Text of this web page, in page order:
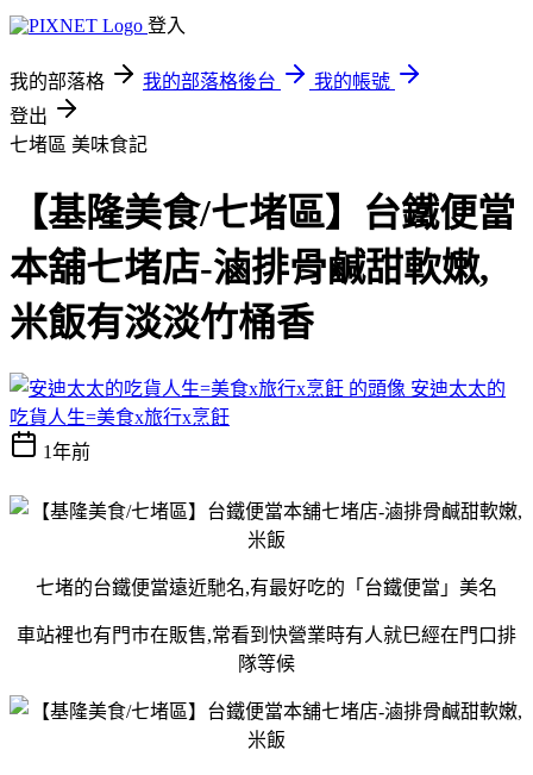
登入
我的部落格 我的部落格後台
我的帳號
登出
七堵區 美味食記
【基隆美食/七堵區】台鐵便當
本舖七堵店-滷排骨鹹甜軟嫩,
米飯有淡淡竹桶香
安迪太太的
吃貨人生=美食x旅行x烹飪
1年前
七堵的台鐵便當遠近馳名,有最好吃的「台鐵便當」美名
車站裡也有門巿在販售,常看到快營業時有人就巳經在門口排
隊等候